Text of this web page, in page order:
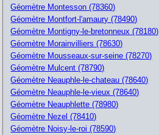
Géomètre Montesson (78360)
Géomètre Montfort-l'amaury (78490)
Géomètre Montigny-le-bretonneux (78180)
Géomètre Morainvilliers (78630)
Géomètre Mousseaux-sur-seine (78270)
Géomètre Mulcent (78790)
Géomètre Neauphle-le-chateau (78640)
Géomètre Neauphle-le-vieux (78640)
Géomètre Neauphlette (78980)
Géomètre Nezel (78410)
Géomètre Noisy-le-roi (78590)